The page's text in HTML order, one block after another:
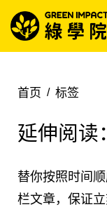
首页 标签
延伸阅读：
替你按照时间
栏文章，保证